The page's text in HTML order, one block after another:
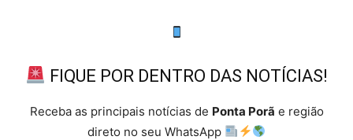
FIQUE POR DENTRO DAS NOTÍCIAS!
Receba as principais notícias de Ponta Porã e região
direto no seu WhatsApp